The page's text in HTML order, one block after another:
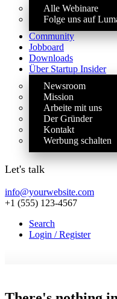
Alle Webinare
Folge uns auf
Community
Jobboard
Downloads
Über Startup Insider
Newsroom
Mission
Arbeite mit uns
Der Gründer
Kontakt
Werbung schalten
Let's talk
info@yourwebsite.com
+1 (555) 123-4567
Search
Login / Register